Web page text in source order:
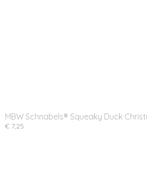
MBW Schnabels® Squeaky Duck
€ 7,25